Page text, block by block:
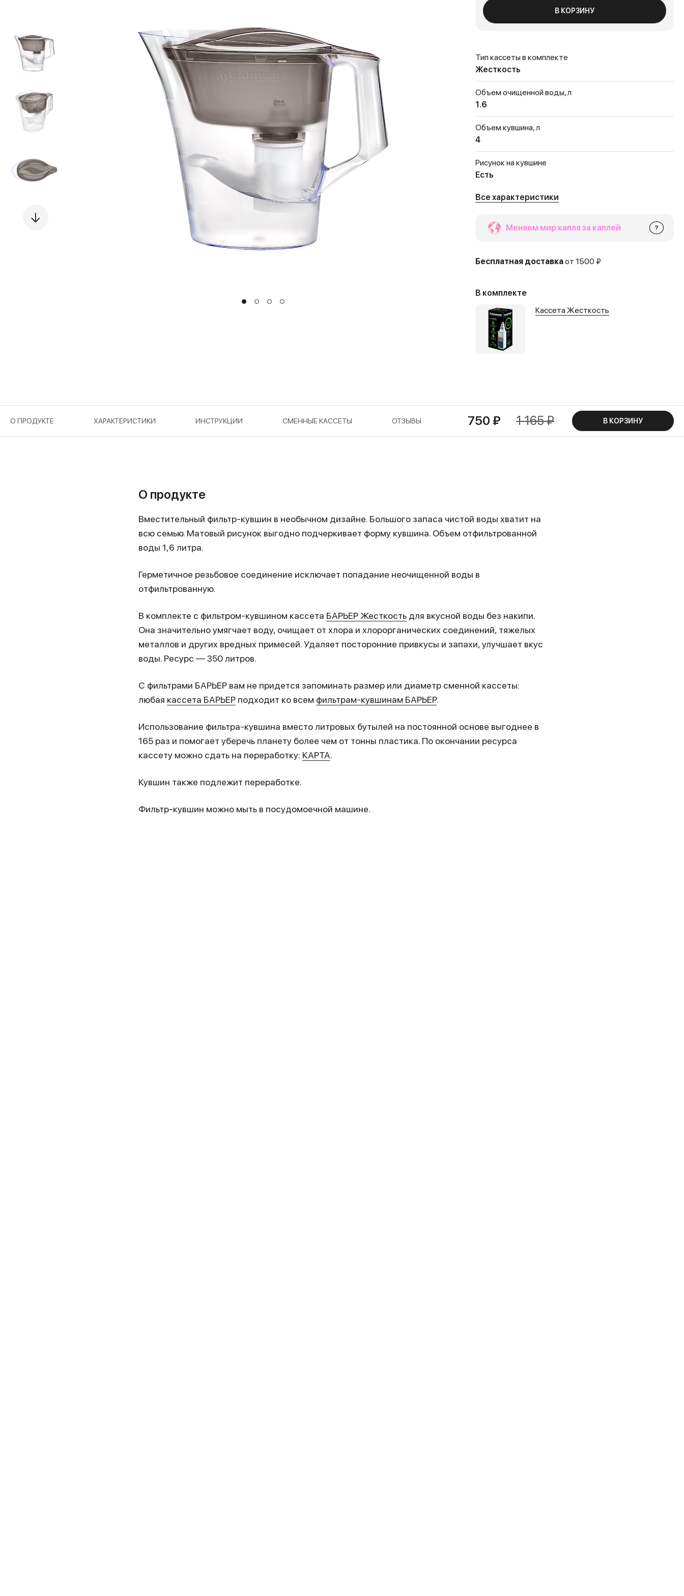
В КОРЗИНУ
Тип кассеты в комплекте
Жесткость
Объем очищенной воды, л
1.6
Объем кувшина, л
4
Рисунок на кувшине
Есть
Все характеристики
Меняем мир капля за каплей ?
Бесплатная доставкаот 1500 ₽
В комплекте
Кассета Жесткость
О ПРОДУКТЕ ХАРАКТЕРИСТИКИ ИНСТРУКЦИИ СМЕННЫЕ КАССЕТЫ ОТЗЫВЫ 750 ₽ 1 165 ₽ В КОРЗИНУ
О продукте
Вместительный фильтр-кувшин в необычном дизайне. Большого запаса чистой воды хватит на
всю семью. Матовый рисунок выгодно подчеркивает форму кувшина. Объем отфильтрованной
воды 1,6 литра.
Герметичное резьбовое соединение исключает попадание неочищенной воды в
отфильтрованную.
В комплекте с фильтром-кувшином кассета БАРЬЕР Жесткость для вкусной воды без накипи.
Она значительно умягчает воду, очищает от хлора и хлорорганических соединений, тяжелых
металлов и других вредных примесей. Удаляет посторонние привкусы и запахи, улучшает вкус
воды. Ресурс — 350 литров.
С фильтрами БАРЬЕР вам не придется запоминать размер или диаметр сменной кассеты:
любая кассета БАРЬЕР подходит ко всем фильтрам-кувшинам БАРЬЕР.
Использование фильтра-кувшина вместо литровых бутылей на постоянной основе выгоднее в
165 раз и помогает уберечь планету более чем от тонны пластика. По окончании ресурса
кассету можно сдать на переработку: КАРТА.
Кувшин также подлежит переработке.
Фильтр-кувшин можно мыть в посудомоечной машине.